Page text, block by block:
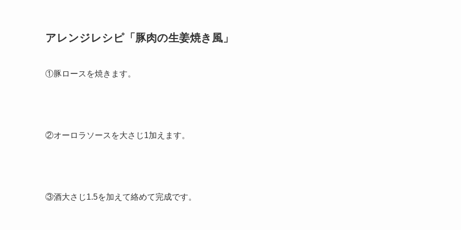
アレンジレシピ「豚肉の生姜焼き風」
①豚ロースを焼きます。
②オーロラソースを大さじ1加えます。
③酒大さじ1.5を加えて絡めて完成です。